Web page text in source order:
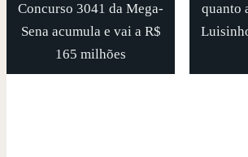
Concurso 3041 da Mega-
Sena acumula e vai a R$
165 milhões
quanto